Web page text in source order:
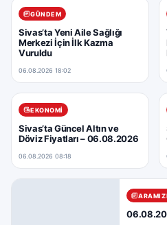
GÜNDEM
Sivas’ta Yeni Aile Sağlığı
Merkezi İçin İlk Kazma
Vuruldu
06.08.2026 18:02
EKONOMI
Sivas’ta Güncel Altın ve
Döviz Fiyatları – 06.08.2026
06.08.2026 08:18